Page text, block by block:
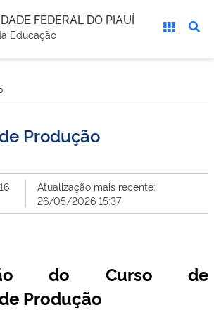
FEDERAL DO PIAUÍ
Educação
Produção
Atualização mais recente:
26/05/2026 15:37
do Curso de
Produção